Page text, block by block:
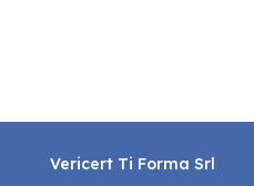
Vericert Ti Forma Srl